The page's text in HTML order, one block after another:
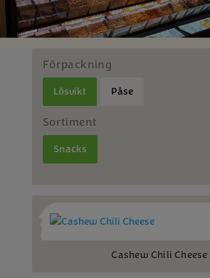
Förpackning
Lösvikt Påse
Sortiment
Snacks
Cashew Chili Cheese